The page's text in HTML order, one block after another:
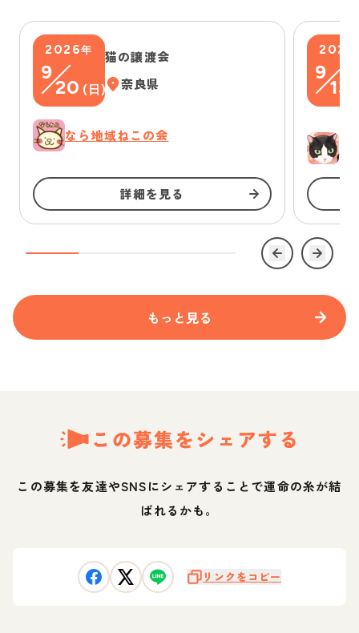
2026年
9
20 ( 日)
猫の譲渡会
奈良県
なら地域ねこの会
詳細を見る
2026
9
13
ゆ
もっと見る
この募集をシェアする
この募集を友達やSNSにシェアすることで運命の糸が結
ばれるかも。
リンクをコピー